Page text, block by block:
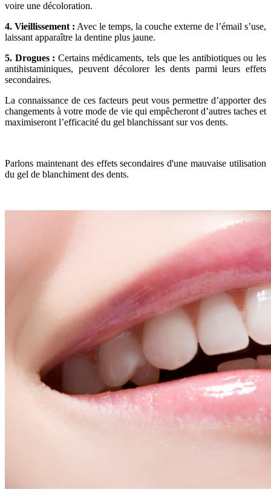
voire une décoloration.
4. Vieillissement : Avec le temps, la couche externe de l’émail s’use,
laissant apparaître la dentine plus jaune.
5. Drogues : Certains médicaments, tels que les antibiotiques ou les
antihistaminiques, peuvent décolorer les dents parmi leurs effets
secondaires.
La connaissance de ces facteurs peut vous permettre d’apporter des
changements à votre mode de vie qui empêcheront d’autres taches et
maximiseront l’efficacité du gel blanchissant sur vos dents.
Parlons maintenant des effets secondaires d'une mauvaise utilisation
du gel de blanchiment des dents.